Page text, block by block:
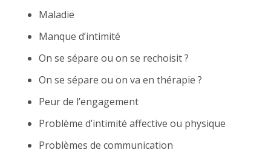
Maladie
Manque d’intimité
On se sépare ou on se rechoisit ?
On se sépare ou on va en thérapie ?
Peur de l’engagement
Problème d’intimité affective ou physique
Problèmes de communication